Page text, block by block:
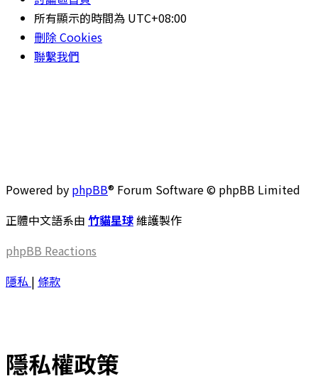
所有顯示的時間為 UTC+08:00
刪除 Cookies
聯繫我們
Powered by phpBB® Forum Software © phpBB Limited
正體中文語系由 竹貓星球維護製作
phpBB Reactions
隱私 | 條款
隱私權政策